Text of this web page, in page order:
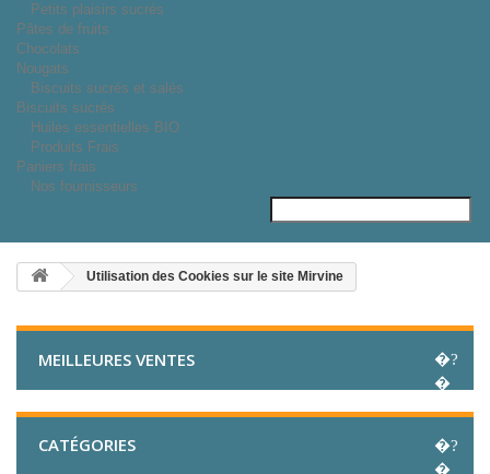
Petits plaisirs sucrés
Pâtes de fruits
Chocolats
Nougats
Biscuits sucrés et salés
Biscuits sucrés
Huiles essentielles BIO
Produits Frais
Paniers frais
Nos fournisseurs
Utilisation des Cookies sur le site Mirvine
MEILLEURES VENTES
CATÉGORIES